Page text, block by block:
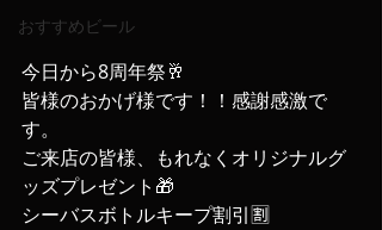
おすすめビール
今日から8周年祭🥂
皆様のおかげ様です！！感謝感激で
す。
ご来店の皆様、もれなくオリジナルグ
ッズプレゼント🎁
シーバスボトルキープ割引🈹